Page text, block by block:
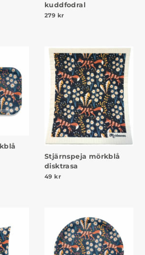
kuddfodral
279 kr
Stjärnspeja mörkblå
disktrasa
49 kr